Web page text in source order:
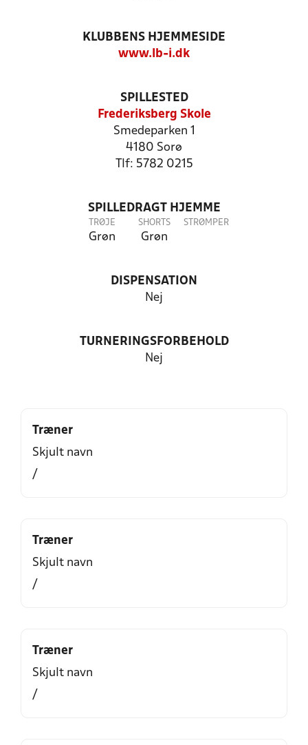
KLUBBENS HJEMMESIDE
www.lb-i.dk
SPILLESTED
Frederiksberg Skole
Smedeparken 1
4180 Sorø
Tlf: 5782 0215
SPILLEDRAGT HJEMME
TRØJE
Grøn
SHORTS
Grøn
STRØMPER
DISPENSATION
Nej
TURNERINGSFORBEHOLD
Nej
Træner
Skjult navn
/
Træner
Skjult navn
/
Træner
Skjult navn
/